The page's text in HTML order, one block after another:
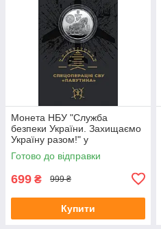
Монета НБУ "Служба
безпеки України. Захищаємо
Україну разом!" у
сувенірному пакованні
Готово до відправки
699 ₴ 999 ₴
Купити